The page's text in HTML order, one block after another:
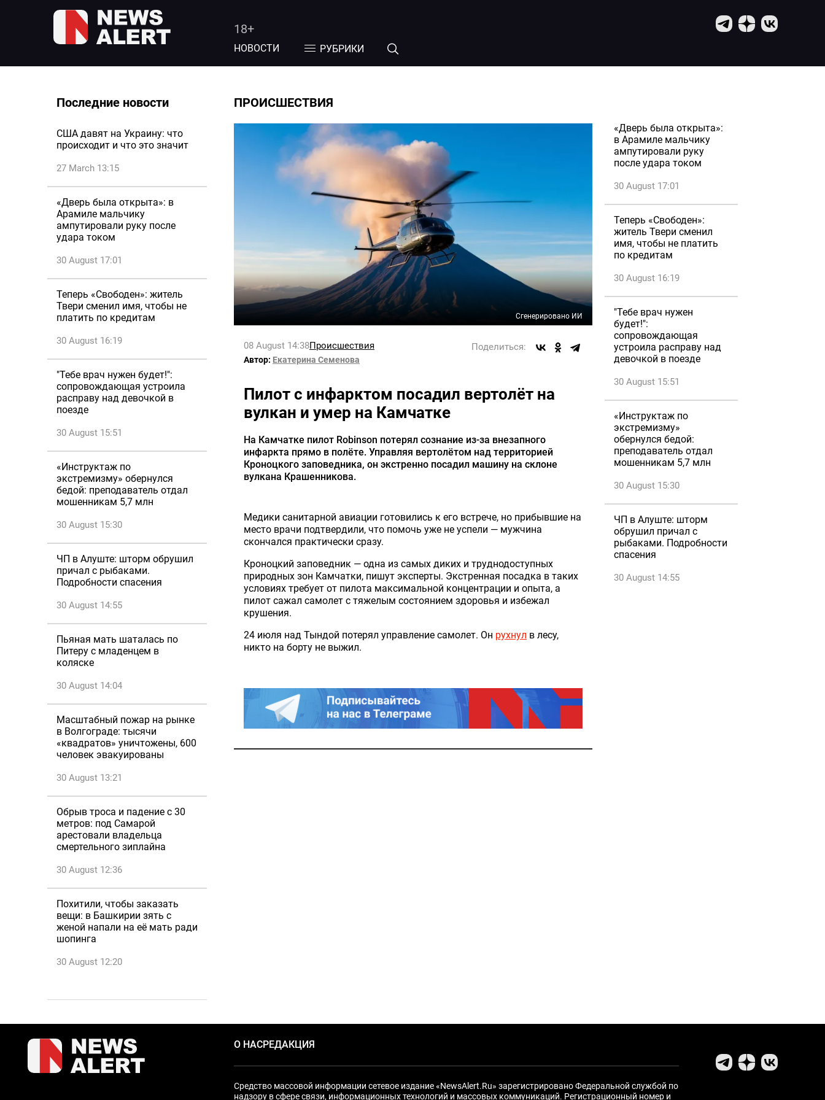
18+
НОВОСТИ РУБРИКИ
Последние новости
США давят на Украину: что
происходит и что это значит
27 March 13:15
«Дверь была открыта»: в
Арамиле мальчику
ампутировали руку после
удара током
30 August 17:01
Теперь «Свободен»: житель
Твери сменил имя, чтобы не
платить по кредитам
30 August 16:19
"Тебе врач нужен будет!":
сопровождающая устроила
расправу над девочкой в
поезде
30 August 15:51
«Инструктаж по
экстремизму» обернулся
бедой: преподаватель отдал
мошенникам 5,7 млн
30 August 15:30
ЧП в Алуште: шторм обрушил
причал с рыбаками.
Подробности спасения
30 August 14:55
Пьяная мать шаталась по
Питеру с младенцем в
коляске
30 August 14:04
Масштабный пожар на рынке
в Волгограде: тысячи
«квадратов» уничтожены, 600
человек эвакуированы
30 August 13:21
Обрыв троса и падение с 30
метров: под Самарой
арестовали владельца
смертельного зиплайна
30 August 12:36
Похитили, чтобы заказать
вещи: в Башкирии зять с
женой напали на её мать ради
шопинга
30 August 12:20
ПРОИСШЕСТВИЯ
Сгенерировано ИИ
08 August 14:38Происшествия Поделиться:
Автор: Екатерина Семенова
Пилот с инфарктом посадил вертолёт на
вулкан и умер на Камчатке
На Камчатке пилот Robinson потерял сознание из-за внезапного
инфаркта прямо в полёте. Управляя вертолётом над территорией
Кроноцкого заповедника, он экстренно посадил машину на склоне
вулкана Крашенникова.
Медики санитарной авиации готовились к его встрече, но прибывшие на
место врачи подтвердили, что помочь уже не успели — мужчина
скончался практически сразу.
Кроноцкий заповедник — одна из самых диких и труднодоступных
природных зон Камчатки, пишут эксперты. Экстренная посадка в таких
условиях требует от пилота максимальной концентрации и опыта, а
пилот сажал самолет с тяжелым состоянием здоровья и избежал
крушения.
24 июля над Тындой потерял управление самолет. Он рухнул в лесу,
никто на борту не выжил.
«Дверь была открыта»:
в Арамиле мальчику
ампутировали руку
после удара током
30 August 17:01
Теперь «Свободен»:
житель Твери сменил
имя, чтобы не платить
по кредитам
30 August 16:19
"Тебе врач нужен
будет!":
сопровождающая
устроила расправу над
девочкой в поезде
30 August 15:51
«Инструктаж по
экстремизму»
обернулся бедой:
преподаватель отдал
мошенникам 5,7 млн
30 August 15:30
ЧП в Алуште: шторм
обрушил причал с
рыбаками. Подробности
спасения
30 August 14:55
О НАСРЕДАКЦИЯ
Средство массовой информации сетевое издание «NewsAlert.Ru» зарегистрировано Федеральной службой по
надзору в сфере связи, информационных технологий и массовых коммуникаций. Регистрационный номер и